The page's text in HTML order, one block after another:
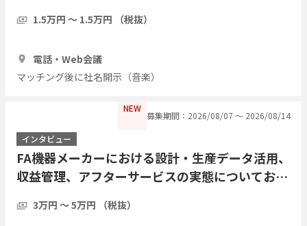
1.5万円 〜 1.5万円 （税抜）
電話・Web会議
マッチング後に社名開示（音楽）
NEW
募集期間：2026/08/07 〜 2026/08/14
インタビュー
FA機器メーカーにおける設計・生産データ活用、
収益管理、アフターサービスの実態についてお伺
3万円 〜 5万円 （税抜）